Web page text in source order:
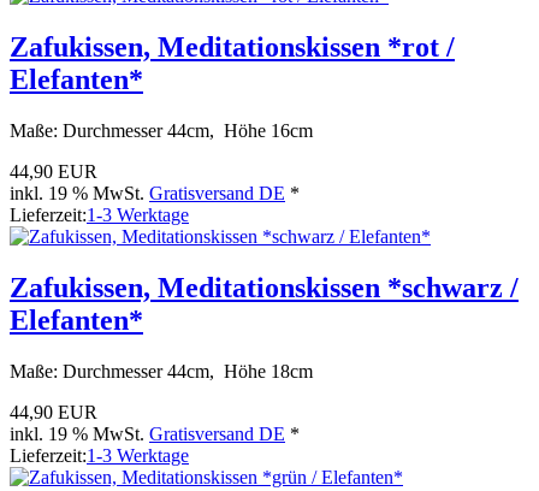
Zafukissen, Meditationskissen *rot /
Elefanten*
Maße: Durchmesser 44cm, Höhe 16cm
44,90 EUR
inkl. 19 % MwSt. Gratisversand DE *
Lieferzeit:1-3 Werktage
Zafukissen, Meditationskissen *schwarz /
Elefanten*
Maße: Durchmesser 44cm, Höhe 18cm
44,90 EUR
inkl. 19 % MwSt. Gratisversand DE *
Lieferzeit:1-3 Werktage